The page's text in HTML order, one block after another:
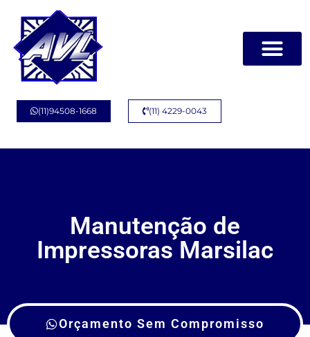
(11)94508-1668 (11) 4229-0043
Manutenção de
Impressoras Marsilac
Orçamento Sem Compromisso